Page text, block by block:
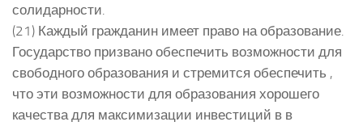
солидарности.
(21) Каждый гражданин имеет право на образование.
Государство призвано обеспечить возможности для
свободного образования и стремится обеспечить ,
что эти возможности для образования хорошего
качества для максимизации инвестиций в в